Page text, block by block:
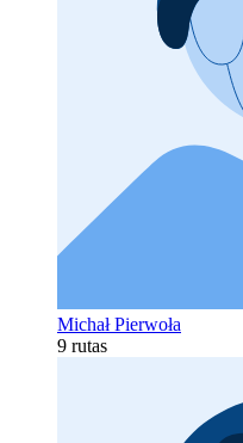
Michał Pierwoła
9 rutas